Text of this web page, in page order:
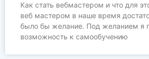
Как стать вебмастером и что для
веб мастером в наше время
было бы желание. Под желанием я
возможность к самообучению